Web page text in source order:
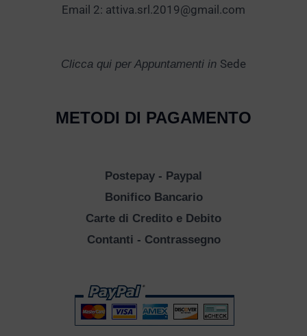
Email 2: attiva.srl.2019@gmail.com
Clicca qui per Appuntamenti in Sede
METODI DI PAGAMENTO
Postepay - Paypal
Bonifico Bancario
Carte di Credito e Debito
Contanti - Contrassegno